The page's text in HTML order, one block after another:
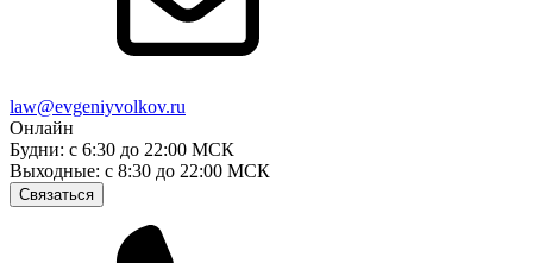
law@evgeniyvolkov.ru
Онлайн
Будни: с 6:30 до 22:00 МСК
Выходные: с 8:30 до 22:00 МСК
Связаться